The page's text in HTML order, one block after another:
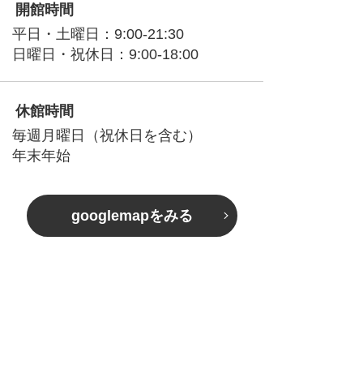
開館時間
平日・土曜日：9:00-21:30
日曜日・祝休日：9:00-18:00
休館時間
毎週月曜日（祝休日を含む）
年末年始
googlemapをみる